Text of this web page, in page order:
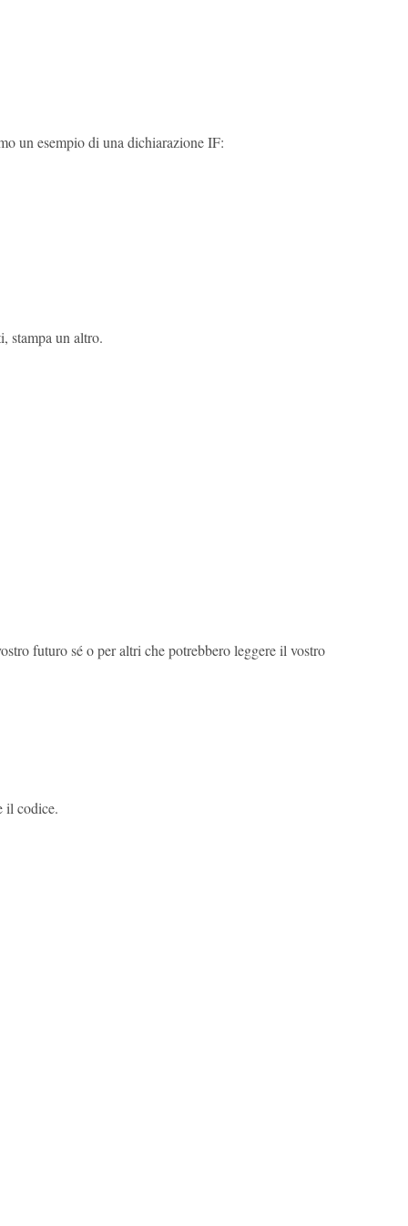
un esempio di una dichiarazione IF:
stampa un altro.
futuro sé o per altri che potrebbero leggere il vostro
il codice.